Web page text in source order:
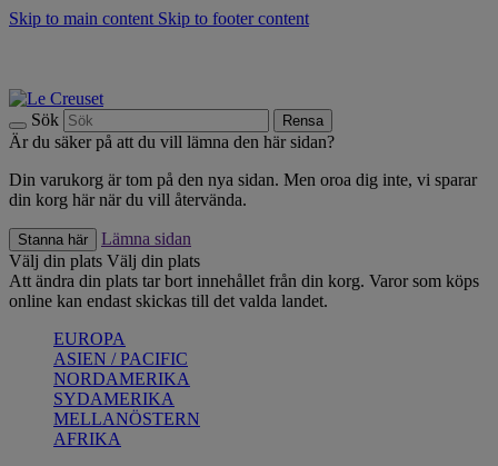
Skip to main content Skip to footer content
Sök Rensa
Är du säker på att du vill lämna den här sidan?
Din varukorg är tom på den nya sidan. Men oroa dig inte, vi sparar
din korg här när du vill återvända.
Stanna här
Lämna sidan
Välj din plats Välj din plats
Att ändra din plats tar bort innehållet från din korg. Varor som köps
online kan endast skickas till det valda landet.
EUROPA
ASIEN / PACIFIC
NORDAMERIKA
SYDAMERIKA
MELLANÖSTERN
AFRIKA